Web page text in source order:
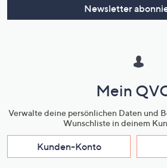
Newsletter
Mein
Verwalte deine persönlichen Daten und
Wunschliste in deinem
Kunden-Konto